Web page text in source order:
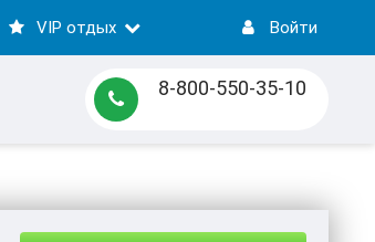
VIP отдых Войти
8-800-550-35-10